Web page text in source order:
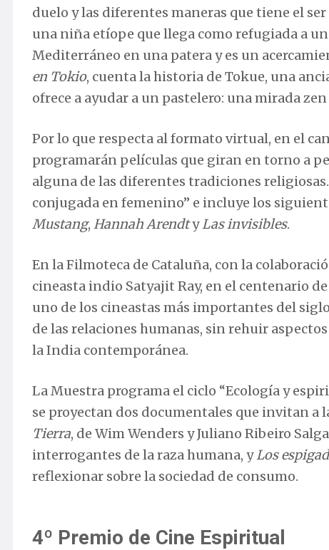
duelo y las diferentes maneras que tiene el
una niña etíope que llega como refugiada a
Mediterráneo en una patera y es un
en Tokio, cuenta la historia de Tokue, una
ofrece a ayudar a un pastelero: una mirada
Por lo que respecta al formato virtual, en el
programarán películas que giran en torno a
alguna de las diferentes tradiciones
conjugada en femenino” e incluye los
Mustang, Hannah ArendtyLas invisibles.
En la Filmoteca de Cataluña, con la
cineasta indio Satyajit Ray, en el centenario
uno de los cineastas más importantes del
de las relaciones humanas, sin rehuir
la India contemporánea.
La Muestra programa el ciclo “Ecología y
se proyectan dos documentales que invitan a
Tierra, de Wim Wenders y Juliano Ribeiro
interrogantes de la raza humana, yLos
reflexionar sobre la sociedad de consumo.
4º Premio de Cine Espiritual